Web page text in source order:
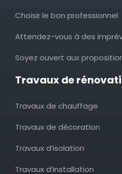
Choisir le bon professionnel
Attendez-vous à des
Soyez ouvert aux
Travaux de
Travaux de chauffage
Travaux de décoration
Travaux d’isolation
Travaux d’installation